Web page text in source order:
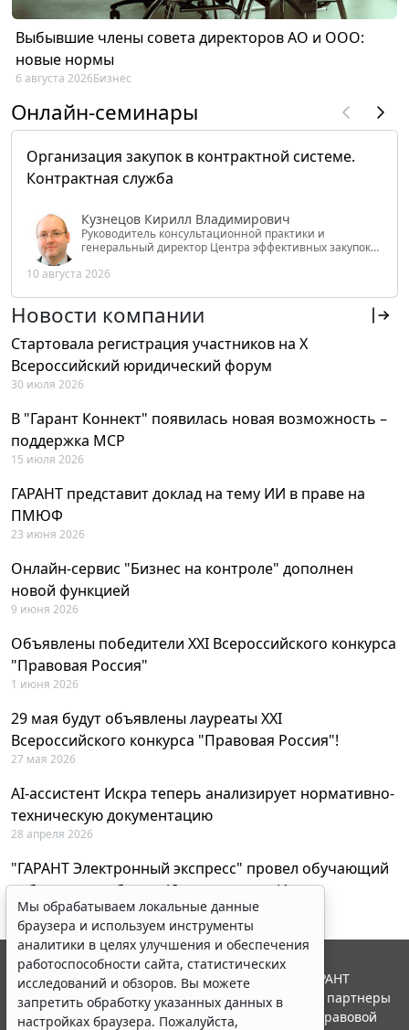
Выбывшие члены совета директоров АО и ООО:
новые нормы
6 августа 2026Бизнес
Онлайн-семинары
Организация закупок в контрактной системе.
Контрактная служба
Кузнецов Кирилл Владимирович
Руководитель консультационной практики и
генеральный директор Центра эффективных закупок
РФ
10 августа 2026
Новости компании
Стартовала регистрация участников на X
Всероссийский юридический форум
30 июля 2026
В "Гарант Коннект" появилась новая возможность –
поддержка MCP
15 июля 2026
ГАРАНТ представит доклад на тему ИИ в праве на
ПМЮФ
23 июня 2026
Онлайн-сервис "Бизнес на контроле" дополнен
новой функцией
9 июня 2026
Объявлены победители XXI Всероссийского конкурса
"Правовая Россия"
1 июня 2026
29 мая будут объявлены лауреаты XXI
Всероссийского конкурса "Правовая Россия"!
27 мая 2026
AI-ассистент Искра теперь анализирует нормативно-
техническую документацию
28 апреля 2026
"ГАРАНТ Электронный экспресс" провел обучающий
вебинар по работе с AI-ассистентом Искра
23 апреля 2026
Мы обрабатываем локальные данные
браузера и используем инструменты
аналитики в целях улучшения и обеспечения
работоспособности сайта, статистических
исследований и обзоров. Вы можете
запретить обработку указанных данных в
настройках браузера. Пожалуйста,
© ООО "НПП "ГАРАНТ-СЕРВИС", 2026. Система ГАРАНТ
выпускается с 1990 года. Компания "Гарант" и ее партнеры
являются участниками Российской ассоциации правовой